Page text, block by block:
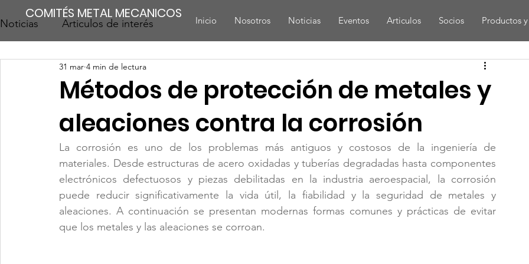
COMITÉS METAL MECANICOS Inicio Nosotros Noticias Eventos Articulos Socios Productos
Noticias Articulos de interés
Métodos de protección de metales y
aleaciones contra la corrosión
31 mar 4 min de lectura
La corrosión es uno de los problemas más antiguos y costosos de la ingeniería de
materiales. Desde estructuras de acero oxidadas y tuberías degradadas hasta componentes
electrónicos defectuosos y piezas debilitadas en la industria aeroespacial, la corrosión
puede reducir significativamente la vida útil, la fiabilidad y la seguridad de metales y
aleaciones. A continuación se presentan modernas formas comunes y prácticas de evitar
que los metales y las aleaciones se corroan.